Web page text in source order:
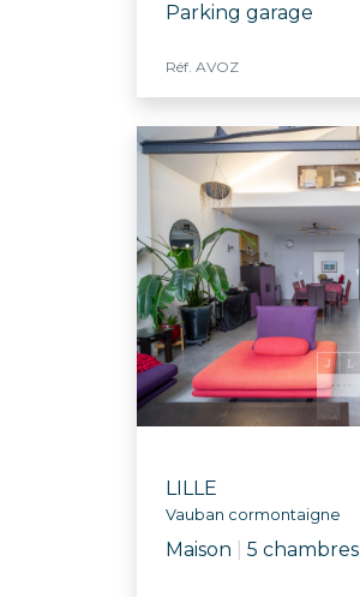
Parking garage
Réf. AVOZ
LILLE
Vauban cormontaigne
Maison 5 chambres